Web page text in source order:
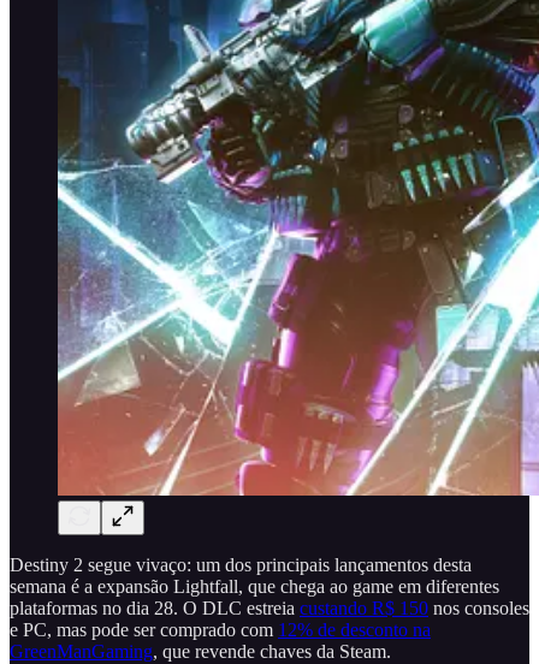
Destiny 2 segue vivaço: um dos principais lançamentos desta
semana é a expansão Lightfall, que chega ao game em diferentes
plataformas no dia 28. O DLC estreia custando R$ 150 nos consoles
e PC, mas pode ser comprado com 12% de desconto na
GreenManGaming, que revende chaves da Steam.